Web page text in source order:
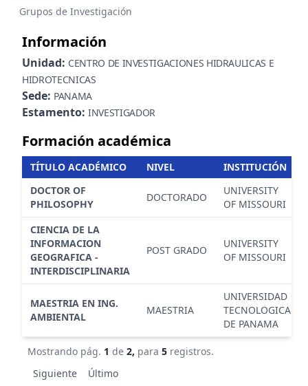
Grupos de Investigación
Información
Unidad: CENTRO DE INVESTIGACIONES HIDRAULICAS E
HIDROTECNICAS
Sede: PANAMA
Estamento: INVESTIGADOR
Formación académica
TÍTULO ACADÉMICO NIVEL INSTITUCIÓN
DOCTOR OF
PHILOSOPHY
DOCTORADO
UNIVERSITY
OF MISSOURI
CIENCIA DE LA
INFORMACION
GEOGRAFICA -
INTERDISCIPLINARIA
POST GRADO
UNIVERSITY
OF MISSOURI
MAESTRIA EN ING.
AMBIENTAL
MAESTRIA
UNIVERSIDAD
TECNOLOGICA
DE PANAMA
Mostrando pág. 1 de 2, para 5 registros.
Siguiente
Último